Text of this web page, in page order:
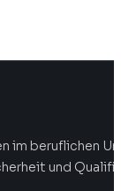
im beruflichen
und